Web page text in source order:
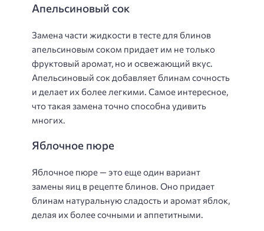
Апельсиновый сок
Замена части жидкости в тесте для блинов
апельсиновым соком придает им не только
фруктовый аромат, но и освежающий вкус.
Апельсиновый сок добавляет блинам сочность
и делает их более легкими. Самое интересное,
что такая замена точно способна удивить
многих.
Яблочное пюре
Яблочное пюре — это еще один вариант
замены яиц в рецепте блинов. Оно придает
блинам натуральную сладость и аромат яблок,
делая их более сочными и аппетитными.